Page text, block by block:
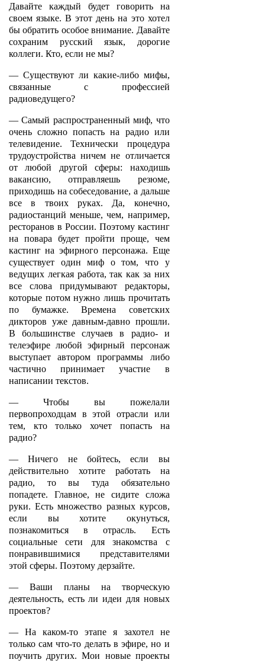
Давайте каждый будет говорить на
своем языке. В этот день на это хотел
бы обратить особое внимание. Давайте
сохраним русский язык, дорогие
коллеги. Кто, если не мы?
— Существуют ли какие-либо мифы,
связанные с профессией
радиоведущего?
— Самый распространенный миф, что
очень сложно попасть на радио или
телевидение. Технически процедура
трудоустройства ничем не отличается
от любой другой сферы: находишь
вакансию, отправляешь резюме,
приходишь на собеседование, а дальше
все в твоих руках. Да, конечно,
радиостанций меньше, чем, например,
ресторанов в России. Поэтому кастинг
на повара будет пройти проще, чем
кастинг на эфирного персонажа. Еще
существует один миф о том, что у
ведущих легкая работа, так как за них
все слова придумывают редакторы,
которые потом нужно лишь прочитать
по бумажке. Времена советских
дикторов уже давным-давно прошли.
В большинстве случаев в радио- и
телеэфире любой эфирный персонаж
выступает автором программы либо
частично принимает участие в
написании текстов.
— Чтобы вы пожелали
первопроходцам в этой отрасли или
тем, кто только хочет попасть на
радио?
— Ничего не бойтесь, если вы
действительно хотите работать на
радио, то вы туда обязательно
попадете. Главное, не сидите сложа
руки. Есть множество разных курсов,
если вы хотите окунуться,
познакомиться в отрасль. Есть
социальные сети для знакомства с
понравившимися представителями
этой сферы. Поэтому дерзайте.
— Ваши планы на творческую
деятельность, есть ли идеи для новых
проектов?
— На каком-то этапе я захотел не
только сам что-то делать в эфире, но и
поучить других. Мои новые проекты